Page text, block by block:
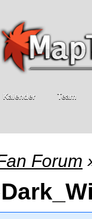
Kalender Team
Forum